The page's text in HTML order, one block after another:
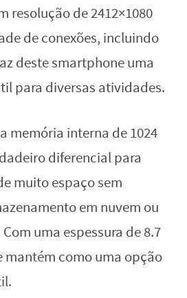
resolução de 2412×1080
de conexões, incluindo
deste smartphone uma
para diversas atividades.
memória interna de 1024
diferencial para
muito espaço sem
em nuvem ou
uma espessura de 8.7
mantém como uma opção